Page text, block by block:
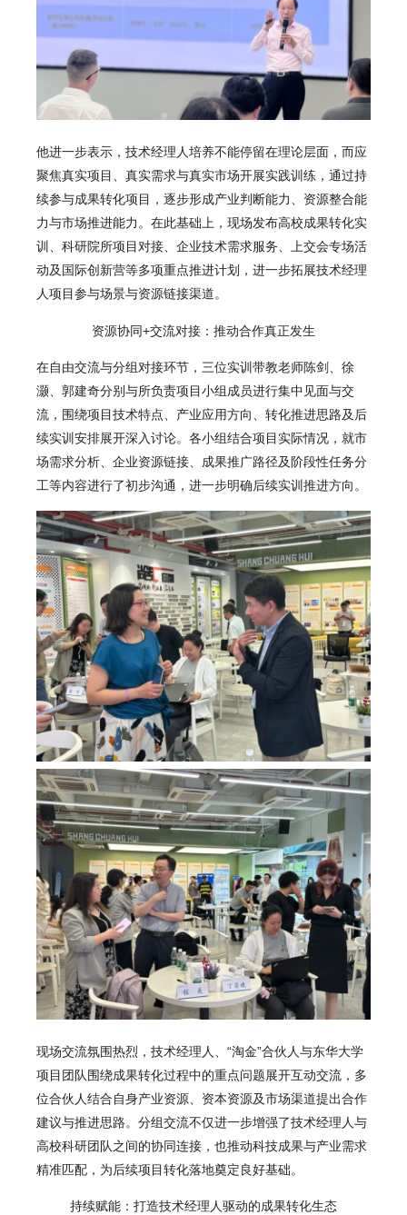
他进一步表示，技术经理人培养不能停留在理论层面，而应
聚焦真实项目、真实需求与真实市场开展实践训练，通过持
续参与成果转化项目，逐步形成产业判断能力、资源整合能
力与市场推进能力。在此基础上，现场发布高校成果转化实
训、科研院所项目对接、企业技术需求服务、上交会专场活
动及国际创新营等多项重点推进计划，进一步拓展技术经理
人项目参与场景与资源链接渠道。
资源协同+交流对接： 推动合作真正发生
在自由交流与分组对接环节，三位实训带教老师陈剑、徐
灏、郭建奇分别与所负责项目小组成员进行集中见面与交
流，围绕项目技术特点、产业应用方向、转化推进思路及后
续实训安排展开深入讨论。各小组结合项目实际情况，就市
场需求分析、企业资源链接、成果推广路径及阶段性任务分
工等内容进行了初步沟通，进一步明确后续实训推进方向。
现场交流氛围热烈，技术经理人、“淘金”合伙人与东华大学
项目团队围绕成果转化过程中的重点问题展开互动交流，多
位合伙人结合自身产业资源、资本资源及市场渠道提出合作
建议与推进思路。分组交流不仅进一步增强了技术经理人与
高校科研团队之间的协同连接，也推动科技成果与产业需求
精准匹配，为后续项目转化落地奠定良好基础。
持续赋能： 打造技术经理人驱动的成果转化生态